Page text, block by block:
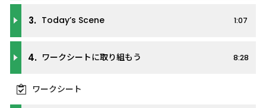
3. Today’s Scene 1:07
4. ワークシートに取り組もう 8:28
ワークシート